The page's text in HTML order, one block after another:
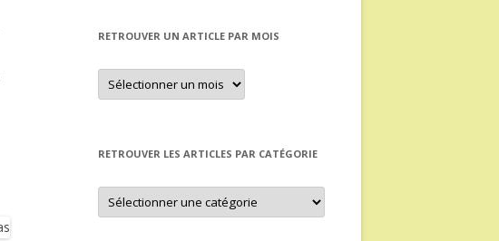
RETROUVER UN ARTICLE PAR MOIS
Retrouver
un
article
RETROUVER LES ARTICLES PAR CATÉGORIE
Retrouver
les
articles